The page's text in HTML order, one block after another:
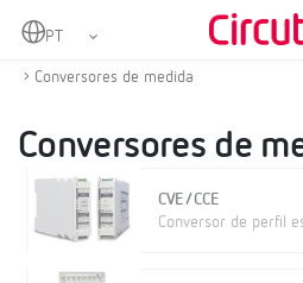
Home
Medição e controlo
Conversores de medida
Conversores de
CVE/CCE
Conversor de perfil